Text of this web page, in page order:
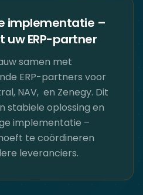
implementatie –
uw ERP-partner
samen met
ERP-partners voor
NAV, ​ en Zenegy. Dit
stabiele oplossing en
implementatie –
te coördineren
leveranciers.